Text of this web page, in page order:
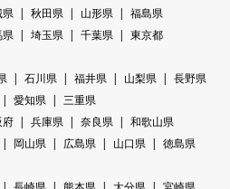
県 秋田県 山形県
福島県
県 埼玉県 千葉県
東京都
石川県 福井県 山梨県
長野県
愛知県
三重県
府 兵庫県 奈良県
和歌山県
岡山県 広島県 山口県
徳島県